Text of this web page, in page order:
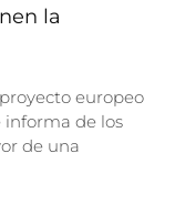
la
europeo
informa de los
de una